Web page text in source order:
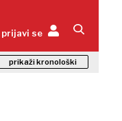
prijavi se
prikaži kronološki